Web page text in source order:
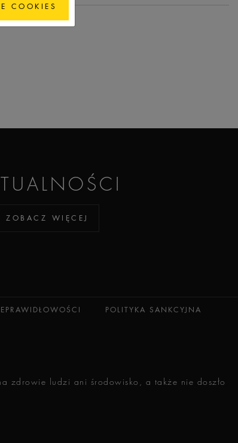
ZOBACZ WIĘCEJ
POLITYKA SANKCYJNA
zdrowie ludzi ani środowisko, a także nie doszło
COOKIES